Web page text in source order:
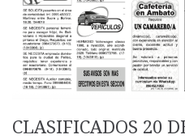
CLASIFICADOS 20